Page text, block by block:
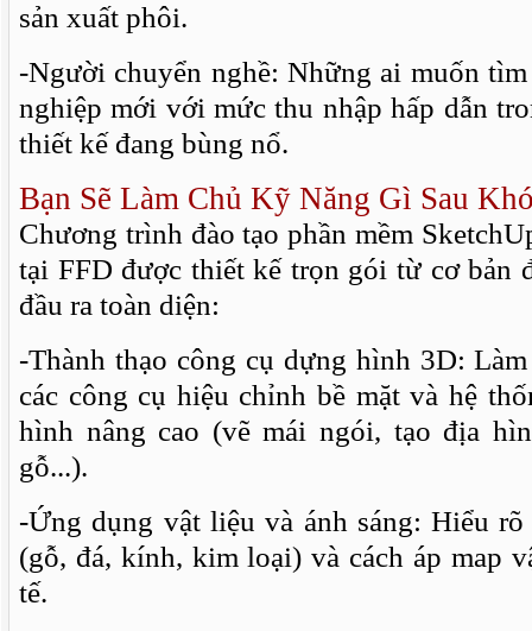
sản xuất phôi.
-Người chuyển nghề: Những ai muốn
nghiệp mới với mức thu nhập hấp dẫn
thiết kế đang bùng nổ.
Bạn Sẽ Làm Chủ Kỹ Năng Gì Sau
Chương trình đào tạo phần mềm
tại FFD được thiết kế trọn gói từ cơ bản
đầu ra toàn diện:
-Thành thạo công cụ dựng hình 3D:
các công cụ hiệu chỉnh bề mặt và hệ
hình nâng cao (vẽ mái ngói, tạo địa
gỗ...).
-Ứng dụng vật liệu và ánh sáng: Hiểu
(gỗ, đá, kính, kim loại) và cách áp map
tế.